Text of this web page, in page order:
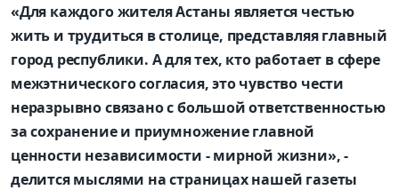
«Для каждого жителя Астаны является честью
жить и трудиться в столице, представляя главный
город республики. А для тех, кто работает в сфере
межэтнического согласия, это чувство чести
неразрывно связано с большой ответственностью
за сохранение и приумножение главной
ценности независимости - мирной жизни», -
делится мыслями на страницах нашей газеты